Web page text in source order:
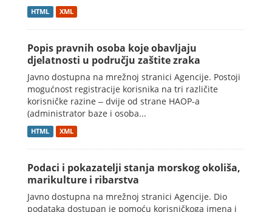
HTML XML
Popis pravnih osoba koje obavljaju
djelatnosti u području zaštite zraka
Javno dostupna na mrežnoj stranici Agencije. Postoji
mogućnost registracije korisnika na tri različite
korisničke razine ‒ dvije od strane HAOP-a
(administrator baze i osoba...
HTML XML
Podaci i pokazatelji stanja morskog okoliša,
marikulture i ribarstva
Javno dostupna na mrežnoj stranici Agencije. Dio
podataka dostupan je pomoću korisničkoga imena i